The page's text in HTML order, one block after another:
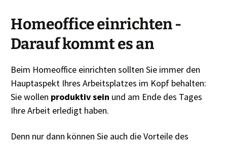
Homeoffice einrichten -
Darauf kommt es an
Beim Homeoffice einrichten sollten Sie immer den
Hauptaspekt Ihres Arbeitsplatzes im Kopf behalten:
Sie wollen produktiv sein und am Ende des Tages
Ihre Arbeit erledigt haben.
Denn nur dann können Sie auch die Vorteile des